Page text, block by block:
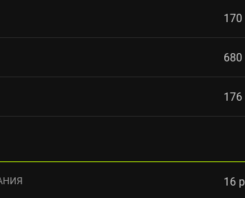
170
680
176
16